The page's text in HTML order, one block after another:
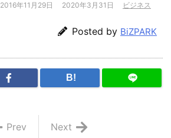
2016年11月29日 2020年3月31日 ビジネス
Posted by BiZPARK
B!
Next
Prev